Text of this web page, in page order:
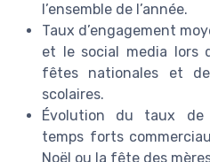
l’ensemble de l’année.
Taux d’engagement
et le social media lors
fêtes nationales et
scolaires.
Évolution du taux de
temps forts
Noël ou la fête des